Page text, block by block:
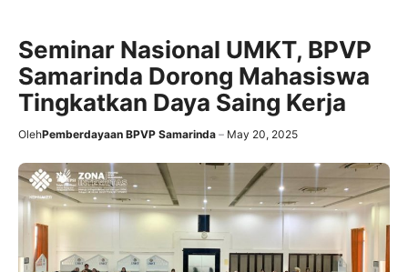
Seminar Nasional UMKT, BPVP
Samarinda Dorong Mahasiswa
Tingkatkan Daya Saing Kerja
OlehPemberdayaan BPVP Samarinda May 20, 2025